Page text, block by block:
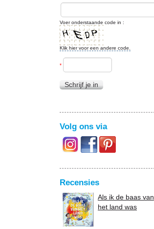
Voer onderstaande code in :
Klik hier voor een andere code.
*
Schrijf je in
Volg ons via
Recensies
Als ik de baas van
het land was